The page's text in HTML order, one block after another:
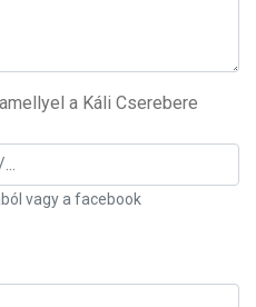
a Káli Cserebere
vagy a facebook